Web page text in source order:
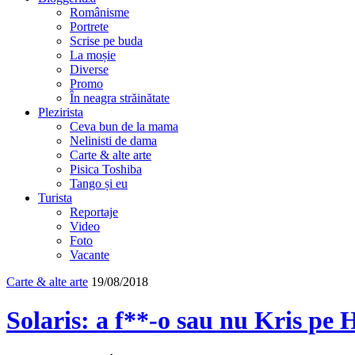
Românisme
Portrete
Scrise pe buda
La moșie
Diverse
Promo
În neagra străinătate
Plezirista
Ceva bun de la mama
Nelinisti de dama
Carte & alte arte
Pisica Toshiba
Tango și eu
Turista
Reportaje
Video
Foto
Vacante
Carte & alte arte 19/08/2018
Solaris: a f**-o sau nu Kris pe